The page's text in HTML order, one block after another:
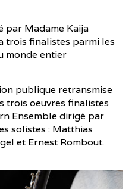
par Madame Kaija
trois finalistes parmi les
monde entier
publique retransmise
trois oeuvres finalistes
Ensemble dirigé par
solistes : Matthias
et Ernest Rombout.